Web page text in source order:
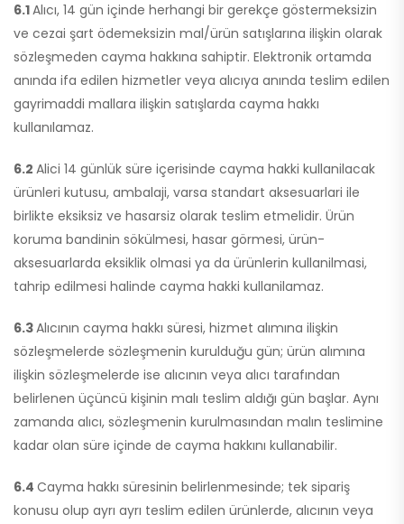
6.1Alıcı, 14 gün içinde herhangi bir gerekçe göstermeksizin
ve cezai şart ödemeksizin mal/ürün satışlarına ilişkin olarak
sözleşmeden cayma hakkına sahiptir. Elektronik ortamda
anında ifa edilen hizmetler veya alıcıya anında teslim edilen
gayrimaddi mallara ilişkin satışlarda cayma hakkı
kullanılamaz.
6.2 Alici 14 günlük süre içerisinde cayma hakki kullanilacak
ürünleri kutusu, ambalaji, varsa standart aksesuarlari ile
birlikte eksiksiz ve hasarsiz olarak teslim etmelidir. Ürün
koruma bandinin sökülmesi, hasar görmesi, ürün-
aksesuarlarda eksiklik olmasi ya da ürünlerin kullanilmasi,
tahrip edilmesi halinde cayma hakki kullanilamaz.
6.3Alıcının cayma hakkı süresi, hizmet alımına ilişkin
sözleşmelerde sözleşmenin kurulduğu gün; ürün alımına
ilişkin sözleşmelerde ise alıcının veya alıcı tarafından
belirlenen üçüncü kişinin malı teslim aldığı gün başlar. Aynı
zamanda alıcı, sözleşmenin kurulmasından malın teslimine
kadar olan süre içinde de cayma hakkını kullanabilir.
6.4 Cayma hakkı süresinin belirlenmesinde; tek sipariş
konusu olup ayrı ayrı teslim edilen ürünlerde, alıcının veya